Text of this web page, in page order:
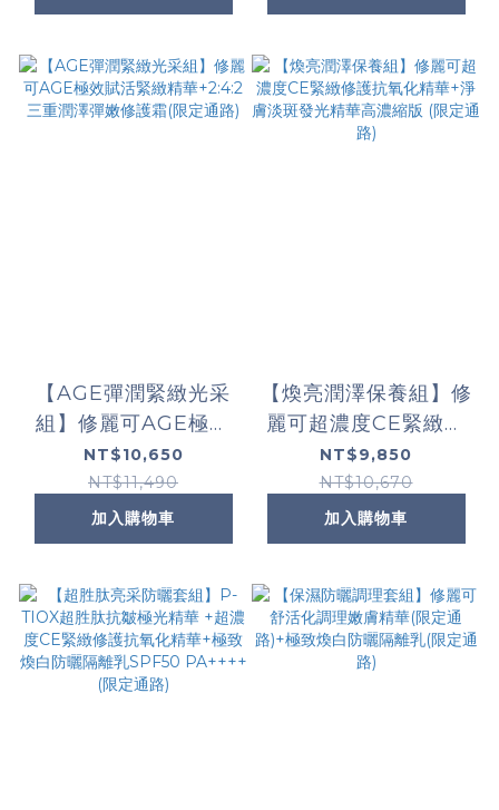
【AGE彈潤緊緻光采
組】修麗可AGE極效
賦活緊緻精華+2:4:2三
重潤澤彈嫩修護霜(限
定通路)
NT$10,650
NT$11,490
加入購物車
【煥亮潤澤保養組】修
麗可超濃度CE緊緻修
護抗氧化精華+淨膚淡
斑發光精華高濃縮版
(限定通路)
NT$9,850
NT$10,670
加入購物車